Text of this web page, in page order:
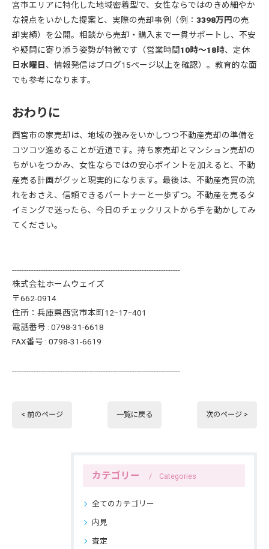
宮市エリアに特化した地域密着型で、女性ならではのきめ細やか
な視点をいかした提案と、実際の売却事例（例： 3398万円 の売
却実績）を公開。相談から売却・購入まで一貫サポートし、不安
や疑問に寄り添う姿勢が特徴です（営業時間10時〜18時、定休
日水曜日、情報発信はブログ15ページ以上を確認）。教育的な面
でも参考になります。
おわりに
西宮市の家売却は、地域の強みをいかしつつ不動産売却の準備を
コツコツ進めることが近道です。持ち家売却とマンション売却の
ちがいをつかみ、女性ならではの安心ポイントを加えると、不動
産売る計画がグッと現実的になります。最後は、不動産売買の流
れをおさえ、信頼できるパートナーと一歩ずつ。不動産を売るタ
イミングで迷ったら、今日のチェックリストから手を動かしてみ
てください。
----------------------------------------------------------------------
株式会社ホームウェイズ
〒662-0914
住所：兵庫県西宮市本町12ｰ17ｰ401
電話番号 : 0798-31-6618
FAX番号 : 0798-31-6619
----------------------------------------------------------------------
< 前のページ 一覧に戻る 次のページ >
カテゴリー Categories
全てのカテゴリー
内見
査定